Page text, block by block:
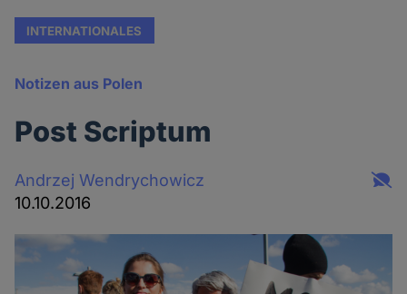
INTERNATIONALES
Notizen aus Polen
Post Scriptum
Andrzej Wendrychowicz
10.10.2016